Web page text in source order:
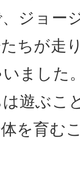
ジョー
ちが走
ました
遊ぶこ
を育む